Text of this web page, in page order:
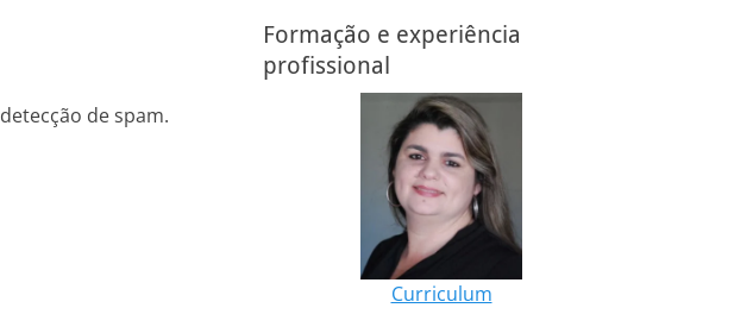
de spam.
Formação e experiência
profissional
Curriculum